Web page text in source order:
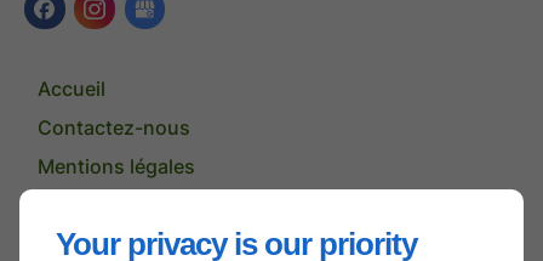
Your privacy is our priority
Accueil
Contactez-nous
Mentions légales